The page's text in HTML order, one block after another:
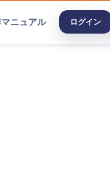
ニュアル ログイン